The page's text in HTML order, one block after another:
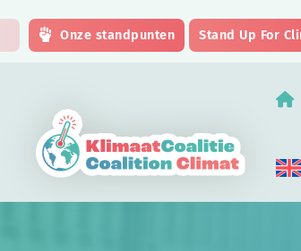
Onze standpunten Stand Up For